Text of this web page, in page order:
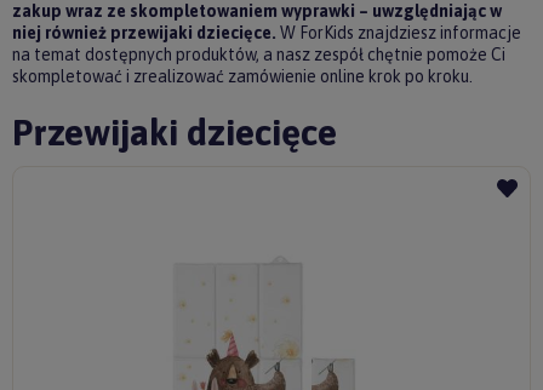
zakup wraz ze skompletowaniem wyprawki – uwzględniając w
niej również przewijaki dziecięce. W ForKids znajdziesz informacje
na temat dostępnych produktów, a nasz zespół chętnie pomoże Ci
skompletować i zrealizować zamówienie online krok po kroku.
Przewijaki dziecięce